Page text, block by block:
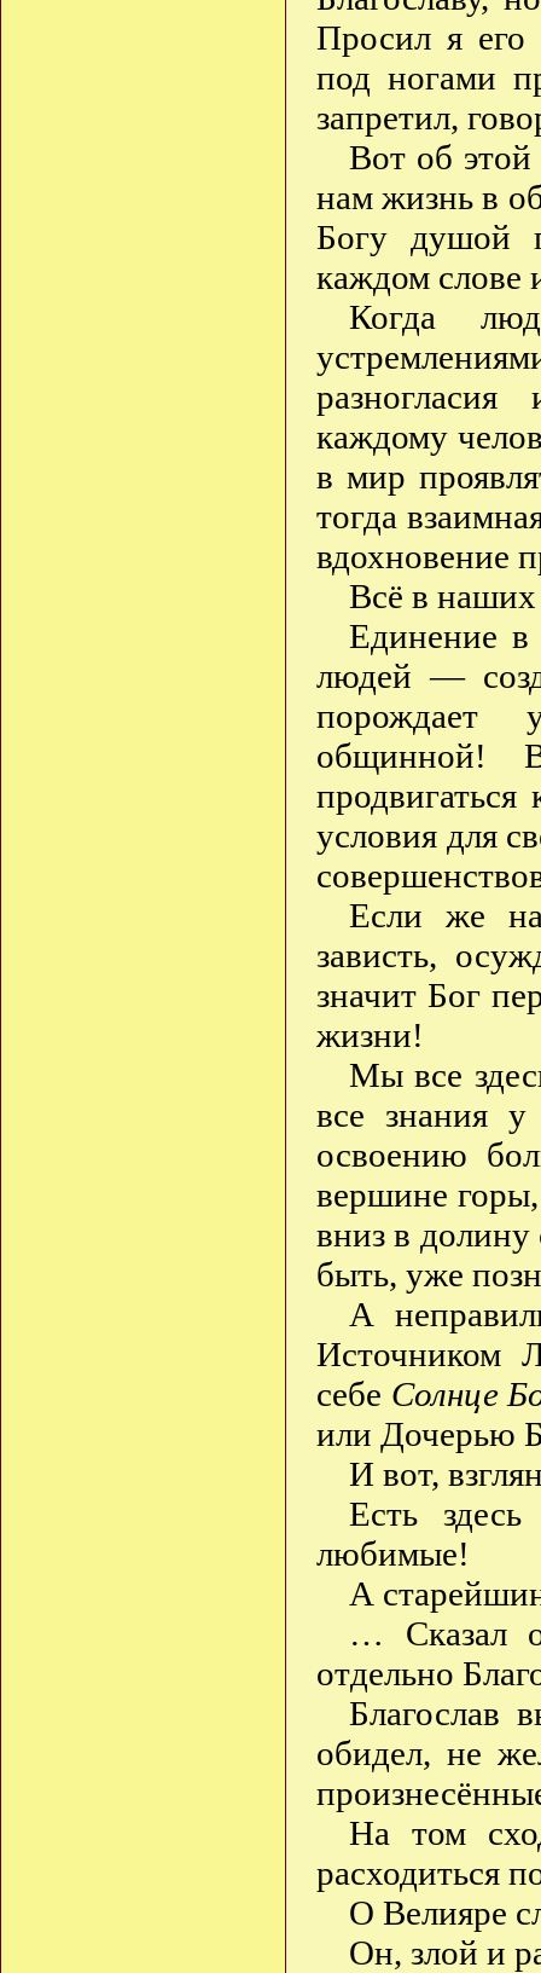
Просил я его
под ногами
запретил,
Вот об этой
нам жизнь в
Богу душой
каждом слове
Когда
каждому
в мир
тогда
вдохновение
Всё в
Единение
людей —
порождает
общинной!
условия для
Если же
зависть,
значит Бог
жизни!
Мы все
все знания
освоению
вершине
вниз в
быть, уже
А
Источником
себе Солнце
или Дочерью
И вот,
Есть
любимые!
А
… Сказал
отдельно
Благослав
обидел, не
На том
расходиться
О Велияре
Он, злой и